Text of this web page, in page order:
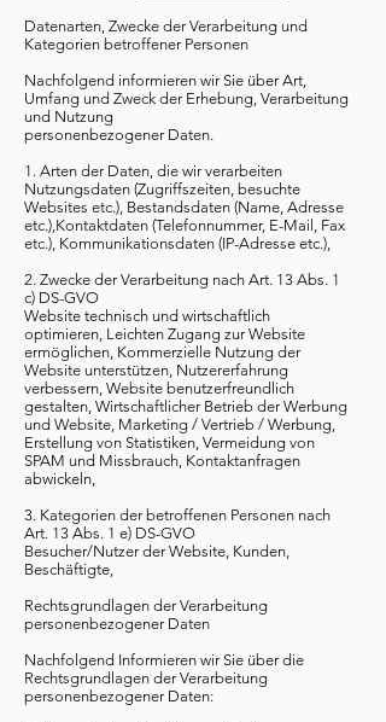
Datenarten, Zwecke der Verarbeitung und
Kategorien betroffener Personen
Nachfolgend informieren wir Sie über Art,
Umfang und Zweck der Erhebung, Verarbeitung
und Nutzung
personenbezogener Daten.
1. Arten der Daten, die wir verarbeiten
Nutzungsdaten (Zugriffszeiten, besuchte
Websites etc.), Bestandsdaten (Name, Adresse
etc.),Kontaktdaten (Telefonnummer, E-Mail, Fax
etc.), Kommunikationsdaten (IP-Adresse etc.),
2. Zwecke der Verarbeitung nach Art. 13 Abs. 1
c) DS-GVO
Website technisch und wirtschaftlich
optimieren, Leichten Zugang zur Website
ermöglichen, Kommerzielle Nutzung der
Website unterstützen, Nutzererfahrung
verbessern, Website benutzerfreundlich
gestalten, Wirtschaftlicher Betrieb der Werbung
und Website, Marketing / Vertrieb / Werbung,
Erstellung von Statistiken, Vermeidung von
SPAM und Missbrauch, Kontaktanfragen
abwickeln,
3. Kategorien der betroffenen Personen nach
Art. 13 Abs. 1 e) DS-GVO
Besucher/Nutzer der Website, Kunden,
Beschäftigte,
Rechtsgrundlagen der Verarbeitung
personenbezogener Daten
Nachfolgend Informieren wir Sie über die
Rechtsgrundlagen der Verarbeitung
personenbezogener Daten: